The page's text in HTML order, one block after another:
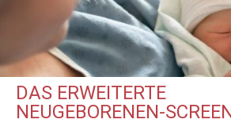
DAS ERWEITERTE
NEUGEBORENEN-